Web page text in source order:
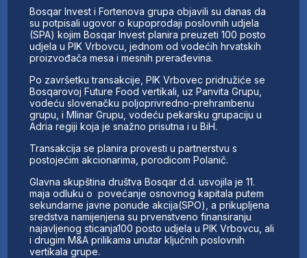
Bosqar Invest i Fortenova grupa objavili su danas da
su potpisali ugovor o kupoprodaji poslovnih udjela
(SPA) kojim Bosqar Invest planira preuzeti 100 posto
udjela u PIK Vrbovcu, jednom od vodećih hrvatskih
proizvođača mesa i mesnih prerađevina.
Po završetku transakcije, PIK Vrbovec pridružiće se
Bosqarovoj Future Food vertikali, uz Panvita Grupu,
vodeću slovenačku poljoprivredno-prehrambenu
grupu, i Mlinar Grupu, vodeću pekarsku grupaciju u
Adria regiji koja je snažno prisutna i u BiH.
Transakcija se planira provesti u partnerstvu s
postojećim akcionarima, porodicom Polanič.
Glavna skupština društva Bosqar d.d. usvojila je 11.
maja odluku o povećanje osnovnog kapitala putem
sekundarne javne ponude akcija(SPO), a prikupljena
sredstva namijenjena su prvenstveno finansiranju
najavljenog sticanja100 posto udjela u PIK Vrbovcu, ali
i drugim M&A prilikama unutar ključnih poslovnih
vertikala grupe.